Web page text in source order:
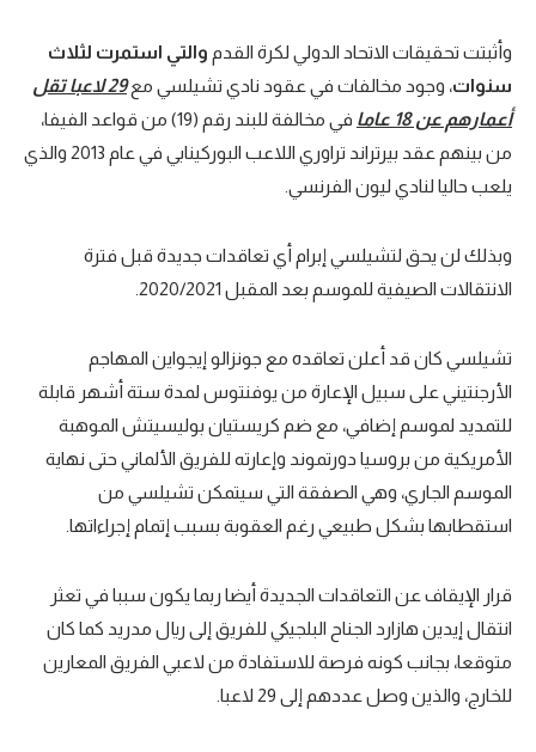
وأثبتت تحقيقات الاتحاد الدولي لكرة القدم والتي استمرت لثلاث
سنوات، وجود مخالفات في عقود نادي تشيلسي مع
29 لاعبا تقل
أعمارهم عن 18 عاما
في مخالفة للبند رقم (19) من قواعد الفيفا،
من بينهم عقد بيرتراند تراوري اللاعب البوركينابي في عام 2013 والذي
يلعب حاليا لنادي ليون الفرنسي.
وبذلك لن يحق لتشيلسي إبرام أي تعاقدات جديدة قبل فترة
الانتقالات الصيفية للموسم بعد المقبل 2020/2021.
تشيلسي كان قد أعلن تعاقده مع جونزالو إيجواين المهاجم
الأرجنتيني على سبيل الإعارة من يوفنتوس لمدة ستة أشهر قابلة
للتمديد لموسم إضافي، مع ضم كريستيان بوليسيتش الموهبة
الأمريكية من بروسيا دورتموند وإعارته للفريق الألماني حتى نهاية
الموسم الجاري، وهي الصفقة التي سيتمكن تشيلسي من
استقطابها بشكل طبيعي رغم العقوبة بسبب إتمام إجراءاتها.
قرار الإيقاف عن التعاقدات الجديدة أيضا ربما يكون سببا في تعثر
انتقال إيدين هازارد الجناح البلجيكي للفريق إلى ريال مدريد كما كان
متوقعا، بجانب كونه فرصة للاستفادة من لاعبي الفريق المعارين
للخارج، والذين وصل عددهم إلى 29 لاعبا.